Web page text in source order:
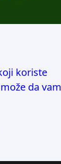
koriste
da vam